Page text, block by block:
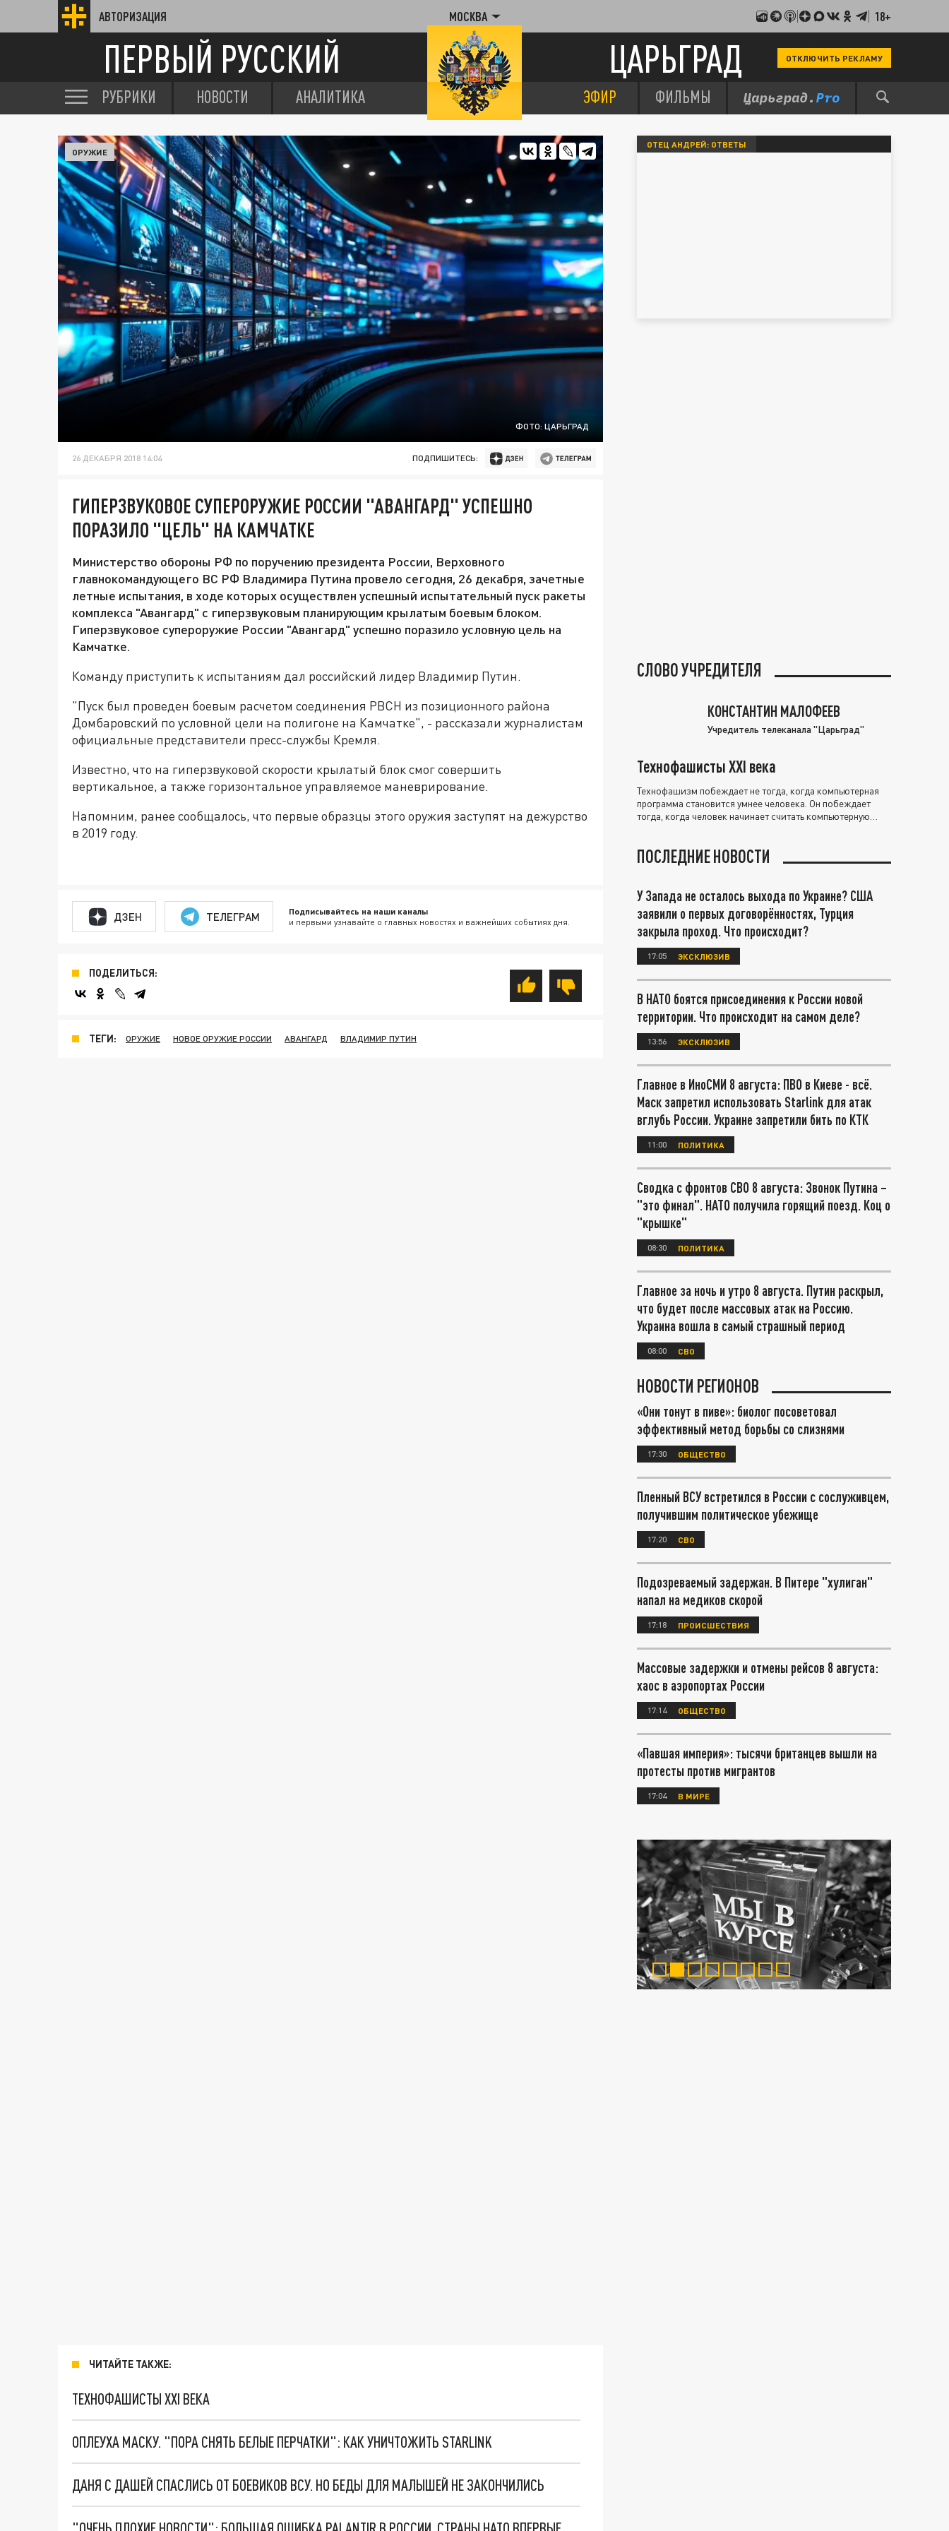
АВТОРИЗАЦИЯ МОСКВА 18+
ПЕРВЫЙ РУССКИЙ ЦАРЬГРАД ОТКЛЮЧИТЬ РЕКЛАМУ
РУБРИКИ НОВОСТИ АНАЛИТИКА ЭФИР ФИЛЬМЫ
ФОТО: ЦАРЬГРАД
ОРУЖИЕ
26 ДЕКАБРЯ 2018 14:04 ПОДПИШИТЕСЬ:
ГИПЕРЗВУКОВОЕ СУПЕРОРУЖИЕ РОССИИ "АВАНГАРД" УСПЕШНО
ПОРАЗИЛО "ЦЕЛЬ" НА КАМЧАТКЕ
Министерство обороны РФ по поручению президента России, Верховного
главнокомандующего ВС РФ Владимира Путина провело сегодня, 26 декабря, зачетные
летные испытания, в ходе которых осуществлен успешный испытательный пуск ракеты
комплекса "Авангард" с гиперзвуковым планирующим крылатым боевым блоком.
Гиперзвуковое супероружие России "Авангард" успешно поразило условную цель на
Камчатке.
Команду приступить к испытаниям дал российский лидер Владимир Путин.
"Пуск был проведен боевым расчетом соединения РВСН из позиционного района
Домбаровский по условной цели на полигоне на Камчатке", - рассказали журналистам
официальные представители пресс-службы Кремля.
Известно, что на гиперзвуковой скорости крылатый блок смогсовершить
вертикальное, а также горизонтальное управляемое маневрирование.
Напомним, ранее сообщалось, что первые образцы этого оружия заступят на дежурство
в 2019 году.
ДЗЕН ТЕЛЕГРАМ Подписывайтесь на наши каналы
и первыми узнавайте о главных новостях и важнейших событиях дня.
ПОДЕЛИТЬСЯ:
ТЕГИ: ОРУЖИЕ НОВОЕ ОРУЖИЕ РОССИИ АВАНГАРД ВЛАДИМИР ПУТИН
ЧИТАЙТЕ ТАКЖЕ:
ТЕХНОФАШИСТЫ XXI ВЕКА
ОПЛЕУХА МАСКУ. "ПОРА СНЯТЬ БЕЛЫЕ ПЕРЧАТКИ": КАК УНИЧТОЖИТЬ STARLINK
ДАНЯ С ДАШЕЙ СПАСЛИСЬ ОТ БОЕВИКОВ ВСУ. НО БЕДЫ ДЛЯ МАЛЫШЕЙ НЕ ЗАКОНЧИЛИСЬ
ОТЕЦ АНДРЕЙ: ОТВЕТЫ
СЛОВО УЧРЕДИТЕЛЯ
КОНСТАНТИН МАЛОФЕЕВ
Учредитель телеканала "Царьград"
Технофашисты XXI века
Технофашизм побеждает не тогда, когда компьютерная
программа становится умнее человека. Он побеждает
тогда, когда человек начинает считать компьютерную
ПОСЛЕДНИЕ НОВОСТИ
У Запада не осталось выхода по Украине? США
заявили о первых договорённостях, Турция
закрыла проход. Что происходит?
17:05 ЭКСКЛЮЗИВ
В НАТО боятся присоединения к России новой
территории. Что происходит на самом деле?
13:56 ЭКСКЛЮЗИВ
Главное в ИноСМИ 8 августа: ПВО в Киеве - всё.
Маск запретил использовать Starlink для атак
вглубь России. Украине запретили бить по КТК
11:00 ПОЛИТИКА
Сводка с фронтов СВО 8 августа: Звонок Путина –
"это финал". НАТО получила горящий поезд. Коц о
"крышке"
08:30 ПОЛИТИКА
Главное за ночь и утро 8 августа. Путин раскрыл,
что будет после массовых атак на Россию.
Украина вошла в самый страшный период
08:00 СВО
НОВОСТИ РЕГИОНОВ
«Они тонут в пиве»: биолог посоветовал
эффективный метод борьбы со слизнями
17:30 ОБЩЕСТВО
Пленный ВСУ встретился в России с сослуживцем,
получившим политическое убежище
17:20 СВО
Подозреваемый задержан. В Питере "хулиган"
напал на медиков скорой
17:18 ПРОИСШЕСТВИЯ
Массовые задержки и отмены рейсов 8 августа:
хаос в аэропортах России
17:14 ОБЩЕСТВО
«Павшая империя»: тысячи британцев вышли на
протесты против мигрантов
17:04 В МИРЕ